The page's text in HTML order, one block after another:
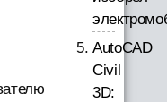
AutoCAD
Civil
3D: